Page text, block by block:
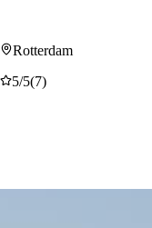
Rotterdam
5/5(7)